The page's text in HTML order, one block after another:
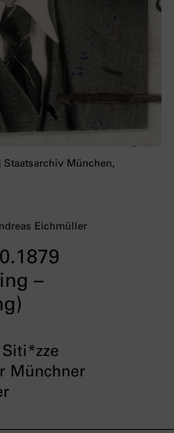
–
Eichmüller
Münchner
Staatsarchiv München,